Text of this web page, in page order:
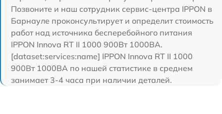
Позвоните и наш сотрудник сервис-центра IPPON в
Барнауле проконсультирует и определит стоимость
работ над источника бесперебойного питания
IPPON Innova RT II 1000 900Вт 1000ВА.
[dataset:services:name] IPPON Innova RT II 1000
900Вт 1000ВА по нашей статистике в среднем
занимает 3-4 часа при наличии деталей.